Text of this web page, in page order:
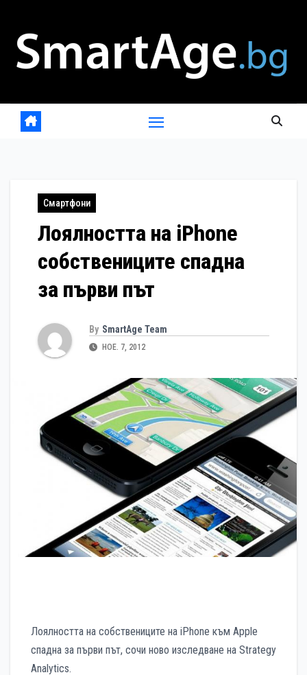
content
Смартфони
Лоялността на iPhone
собствениците спадна
за първи път
By SmartAge Team
НОЕ. 7, 2012
Лоялността на собствениците на iPhone към Apple
спадна за първи път, сочи ново изследване на Strategy
Analytics.